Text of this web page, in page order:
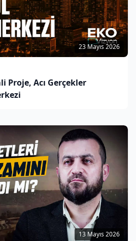
23 Mayıs 2026
Proje, Acı Gerçekler
13 Mayıs 2026